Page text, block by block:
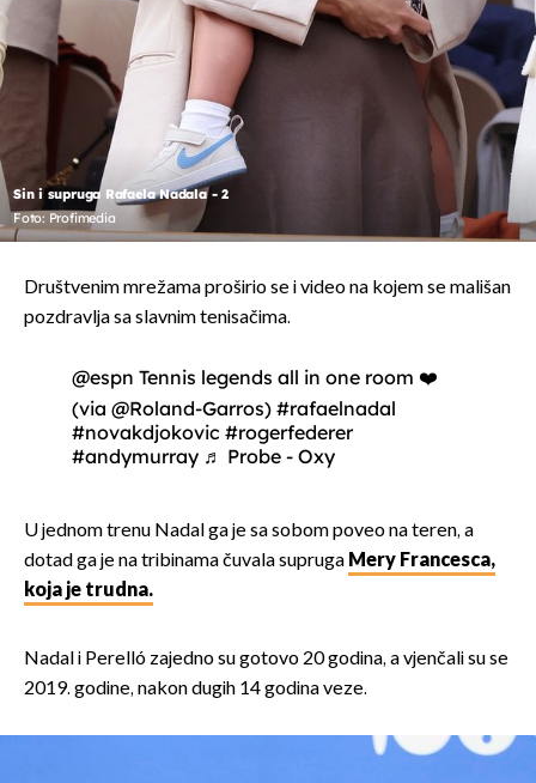
Sin i supruga Rafaela Nadala - 2
Foto: Profimedia
Društvenim mrežama proširio se i video na kojem se mališan
pozdravlja sa slavnim tenisačima.
@espn Tennis legends all in one room ❤️
(via @Roland-Garros) #rafaelnadal
#novakdjokovic #rogerfederer
#andymurray ♬ Probe - Oxy
U jednom trenu Nadal ga je sa sobom poveo na teren, a
dotad ga je na tribinama čuvala supruga Mery Francesca,
koja je trudna.
Nadal i Perelló zajedno su gotovo 20 godina, a vjenčali su se
2019. godine, nakon dugih 14 godina veze.